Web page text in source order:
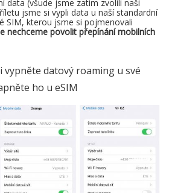
data (všude jsme zatím zvolili naši
jsme si vypli data u naší standardní
SIM, kterou jsme si pojmenovali
nechceme povolit přepínání mobilních
vypněte datový roaming u své
ho u eSIM